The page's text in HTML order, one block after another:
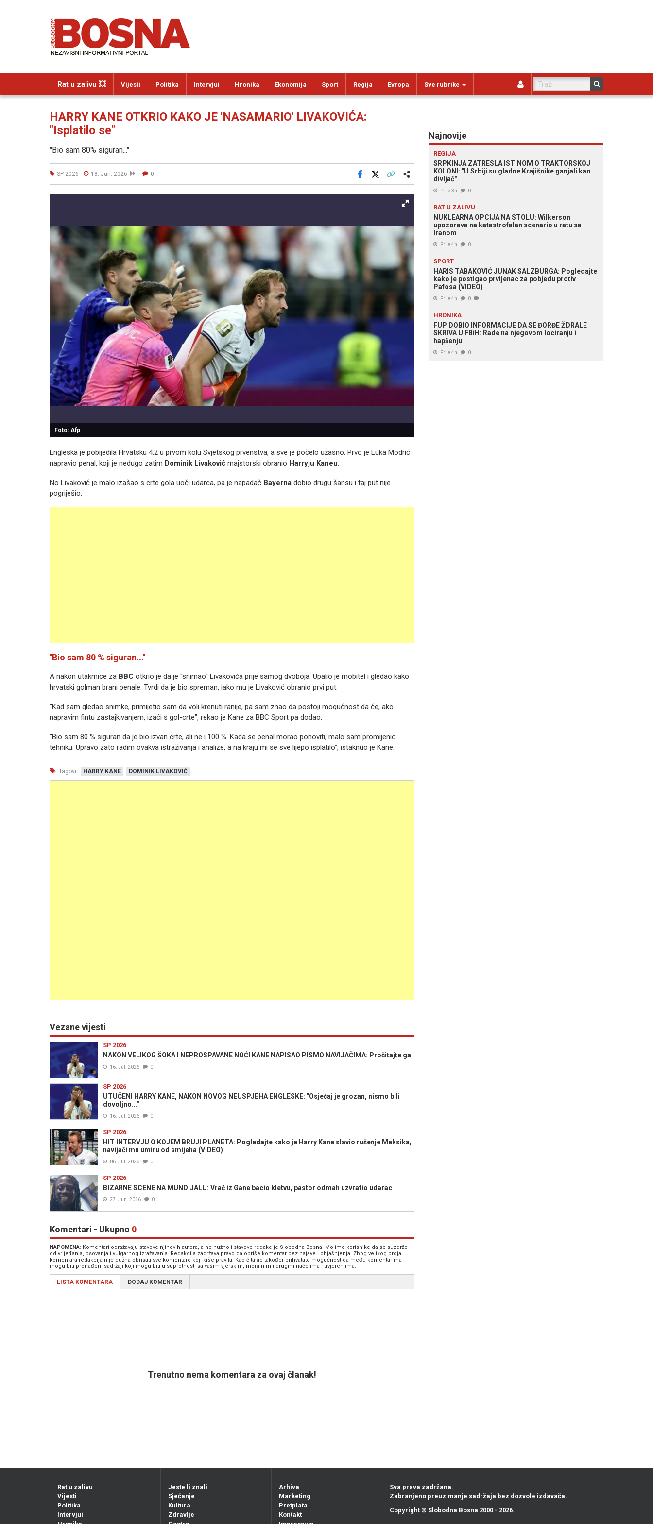
Rat u zalivu 💥 Vijesti Politika Intervjui Hronika Ekonomija Sport Regija Evropa Sve rubrike
HARRY KANE OTKRIO KAKO JE 'NASAMARIO' LIVAKOVIĆA:
"Isplatilo se"
"Bio sam 80% siguran..."
SP 2026 18. Jun. 2026 0
Facebook
Foto: Afp
Engleska je pobijedila Hrvatsku 4:2 u prvom kolu Svjetskog prvenstva, a sve je počelo užasno. Prvo je Luka Modrić
napravio penal, koji je nedugo zatim Dominik Livaković majstorski obranio Harryju Kaneu.
No Livaković je malo izašao s crte gola uoči udarca, pa je napadač Bayerna dobio drugu šansu i taj put nije
pogriješio.
''Bio sam 80 % siguran...''
A nakon utakmice za BBC otkrio je da je ''snimao'' Livakovića prije samog dvoboja. Upalio je mobitel i gledao kako
hrvatski golman brani penale. Tvrdi da je bio spreman, iako mu je Livaković obranio prvi put.
''Kad sam gledao snimke, primijetio sam da voli krenuti ranije, pa sam znao da postoji mogućnost da će, ako
napravim fintu zastajkivanjem, izaći s gol-crte", rekao je Kane za BBC Sport pa dodao:
''Bio sam 80 % siguran da je bio izvan crte, ali ne i 100 %. Kada se penal morao ponoviti, malo sam promijenio
tehniku. Upravo zato radim ovakva istraživanja i analize, a na kraju mi se sve lijepo isplatilo", istaknuo je Kane.
Tagovi: HARRY KANE DOMINIK LIVAKOVIĆ
Vezane vijesti
SP 2026
NAKON VELIKOG ŠOKA I NEPROSPAVANE NOĆI KANE NAPISAO PISMO NAVIJAČIMA: Pročitajte ga
16. Jul. 2026 0
SP 2026
UTUČENI HARRY KANE, NAKON NOVOG NEUSPJEHA ENGLESKE: "Osjećaj je grozan, nismo bili
dovoljno..."
16. Jul. 2026 0
SP 2026
HIT INTERVJU O KOJEM BRUJI PLANETA: Pogledajte kako je Harry Kane slavio rušenje Meksika,
navijači mu umiru od smijeha (VIDEO)
06. Jul. 2026 0
SP 2026
BIZARNE SCENE NA MUNDIJALU: Vrač iz Gane bacio kletvu, pastor odmah uzvratio udarac
27. Jun. 2026 0
Komentari - Ukupno 0
NAPOMENA: Komentari odražavaju stavove njihovih autora, a ne nužno i stavove redakcije Slobodna Bosna. Molimo korisnike da se suzdrže
od vrijeđanja, psovanja i vulgarnog izražavanja. Redakcija zadržava pravo da obriše komentar bez najave i objašnjenja. Zbog velikog broja
komentara redakcija nije dužna obrisati sve komentare koji krše pravila. Kao čitalac također prihvatate mogućnost da među komentarima
mogu biti pronađeni sadržaji koji mogu biti u suprotnosti sa vašim vjerskim, moralnim i drugim načelima i uvjerenjima.
LISTA KOMENTARA DODAJ KOMENTAR
Trenutno nema komentara za ovaj članak!
Najnovije
REGIJA
SRPKINJA ZATRESLA ISTINOM O TRAKTORSKOJ
KOLONI: "U Srbiji su gladne Krajišnike ganjali kao
divljač"
Prije 3h 0
RAT U ZALIVU
NUKLEARNA OPCIJA NA STOLU: Wilkerson
upozorava na katastrofalan scenario u ratu sa
Iranom
Prije 4h 0
SPORT
HARIS TABAKOVIĆ JUNAK SALZBURGA: Pogledajte
kako je postigao prvijenac za pobjedu protiv
Pafosa (VIDEO)
Prije 4h 0
HRONIKA
FUP DOBIO INFORMACIJE DA SE ĐORĐE ŽDRALE
SKRIVA U FBiH: Rade na njegovom lociranju i
hapšenju
Prije 4h 0
Rat u zalivu
Vijesti
Politika
Intervjui
Jeste li znali
Sjećanje
Kultura
Zdravlje
Arhiva
Marketing
Pretplata
Kontakt
Sva prava zadržana.
Zabranjeno preuzimanje sadržaja bez dozvole izdavača.
Copyright © Slobodna Bosna 2000 - 2026.